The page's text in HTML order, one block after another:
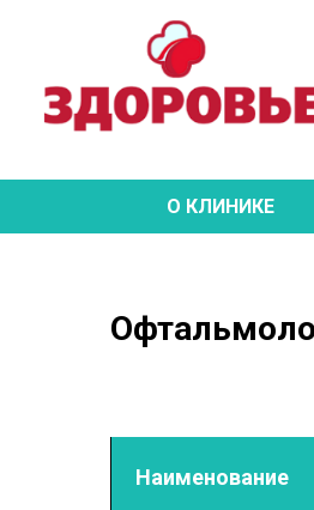
О КЛИНИКЕ
Наименование